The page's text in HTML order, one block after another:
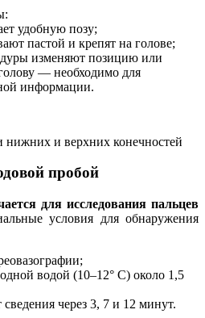
удобную позу;
пастой и крепят на голове;
изменяют позицию или
— необходимо для
информации.
нижних и верхних конечностей
пробой
для исследования пальцев
условия для обнаружения
водой (10–12° C) около 1,5
через 3, 7 и 12 минут.